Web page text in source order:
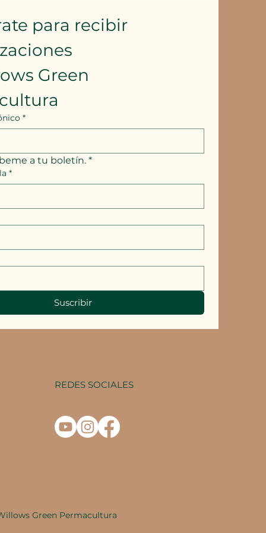
para recibir
Green
*
a tu boletín. *
*
Suscribir
REDES SOCIALES
Green Permacultura